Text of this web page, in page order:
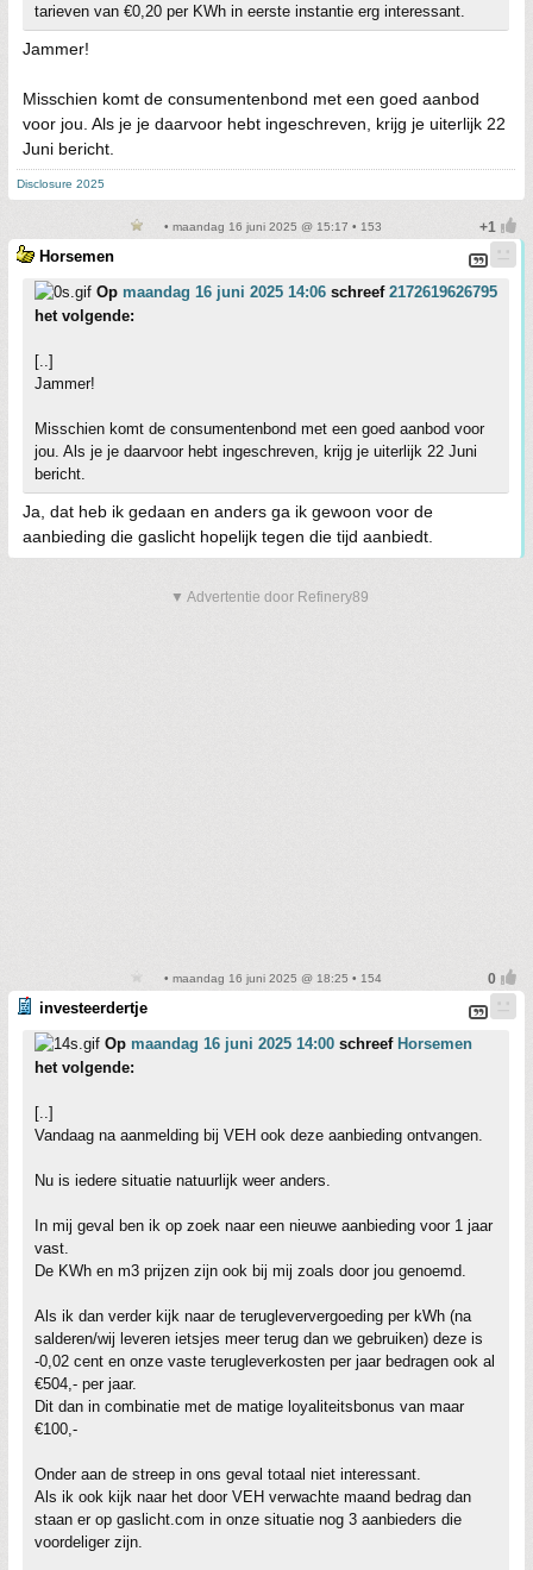
tarieven van €0,20 per KWh in eerste instantie erg interessant.
Jammer!
Misschien komt de consumentenbond met een goed aanbod
voor jou. Als je je daarvoor hebt ingeschreven, krijg je uiterlijk 22
Juni bericht.
Disclosure 2025
• maandag 16 juni 2025 @ 15:17 • 153
Horsemen
Op maandag 16 juni 2025 14:06 schreef 2172619626795
het volgende:
[..]
Jammer!
Misschien komt de consumentenbond met een goed aanbod voor
jou. Als je je daarvoor hebt ingeschreven, krijg je uiterlijk 22 Juni
bericht.
Ja, dat heb ik gedaan en anders ga ik gewoon voor de
aanbieding die gaslicht hopelijk tegen die tijd aanbiedt.
▼ Advertentie door Refinery89
• maandag 16 juni 2025 @ 18:25 • 154
investeerdertje
Op maandag 16 juni 2025 14:00 schreef Horsemen
het volgende:
[..]
Vandaag na aanmelding bij VEH ook deze aanbieding ontvangen.
Nu is iedere situatie natuurlijk weer anders.
In mij geval ben ik op zoek naar een nieuwe aanbieding voor 1 jaar
vast.
De KWh en m3 prijzen zijn ook bij mij zoals door jou genoemd.
Als ik dan verder kijk naar de terugleververgoeding per kWh (na
salderen/wij leveren ietsjes meer terug dan we gebruiken) deze is
-0,02 cent en onze vaste terugleverkosten per jaar bedragen ook al
€504,- per jaar.
Dit dan in combinatie met de matige loyaliteitsbonus van maar
€100,-
Onder aan de streep in ons geval totaal niet interessant.
Als ik ook kijk naar het door VEH verwachte maand bedrag dan
staan er op gaslicht.com in onze situatie nog 3 aanbieders die
voordeliger zijn.